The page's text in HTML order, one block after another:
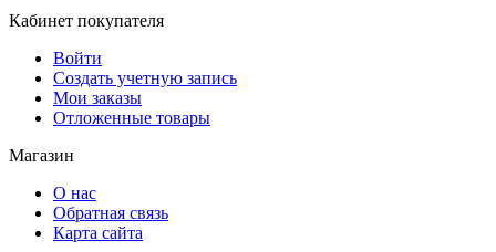
Кабинет покупателя
Войти
Создать учетную запись
Мои заказы
Отложенные товары
Магазин
О нас
Обратная связь
Карта сайта